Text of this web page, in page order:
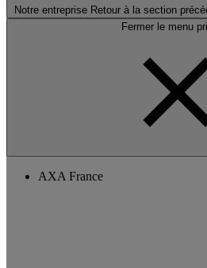
Notre entreprise Retour à la section
Fermer le menu
AXA France